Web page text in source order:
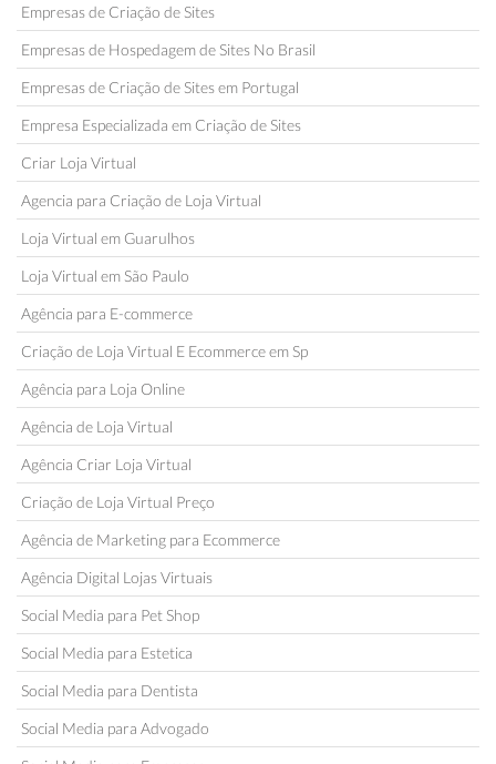
Empresas de Criação de Sites
Empresas de Hospedagem de Sites No Brasil
Empresas de Criação de Sites em Portugal
Empresa Especializada em Criação de Sites
Criar Loja Virtual
Agencia para Criação de Loja Virtual
Loja Virtual em Guarulhos
Loja Virtual em São Paulo
Agência para E-commerce
Criação de Loja Virtual E Ecommerce em Sp
Agência para Loja Online
Agência de Loja Virtual
Agência Criar Loja Virtual
Criação de Loja Virtual Preço
Agência de Marketing para Ecommerce
Agência Digital Lojas Virtuais
Social Media para Pet Shop
Social Media para Estetica
Social Media para Dentista
Social Media para Advogado